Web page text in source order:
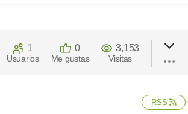
1
Usuarios
0
Me gustas
3,153
Visitas
RSS